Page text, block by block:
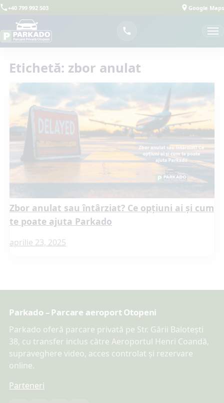
+40 799 992 503 Google Maps
Etichetă: zbor anulat
Zbor anulat sau întârziat? Ce opțiuni ai și cum
te poate ajuta Parkado
aprilie 23, 2025
Parkado – Parcare aeroport Otopeni
Parkado oferă parcare privată pe Str. Gării Balotești
38, cu transfer inclus către Aeroportul Henri Coandă,
supraveghere video, acces controlat și rezervare
online.
Parteneri